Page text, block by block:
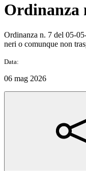
Ordinanza
Ordinanza n. 7 del 05-
neri o comunque non
Data:
06 mag 2026